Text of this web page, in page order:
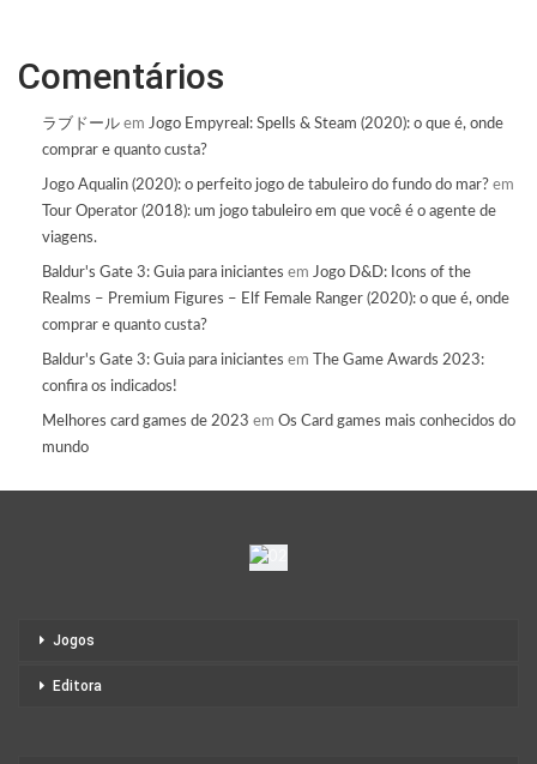
Comentários
ラブドール em Jogo Empyreal: Spells & Steam (2020): o que é, onde
comprar e quanto custa?
Jogo Aqualin (2020): o perfeito jogo de tabuleiro do fundo do mar? em
Tour Operator (2018): um jogo tabuleiro em que você é o agente de
viagens.
Baldur's Gate 3: Guia para iniciantes em Jogo D&D: Icons of the
Realms – Premium Figures – Elf Female Ranger (2020): o que é, onde
comprar e quanto custa?
Baldur's Gate 3: Guia para iniciantes em
The Game Awards 2023:
confira os indicados!
Melhores card games de 2023 em Os Card games mais conhecidos do
mundo
Jogos
Editora